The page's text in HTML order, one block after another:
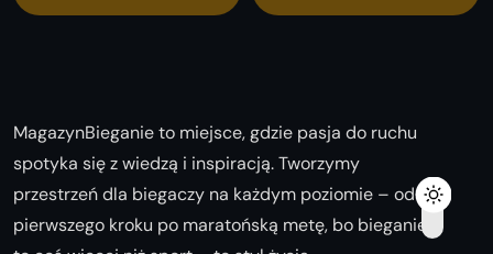
MagazynBieganie to miejsce, gdzie pasja do ruchu
spotyka się z wiedzą i inspiracją. Tworzymy
przestrzeń dla biegaczy na każdym poziomie – od
pierwszego kroku po maratońską metę, bo bieganie